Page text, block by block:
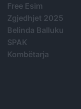
Free Esim
Zgjedhjet 2025
Belinda Balluku
SPAK
Kombëtarja